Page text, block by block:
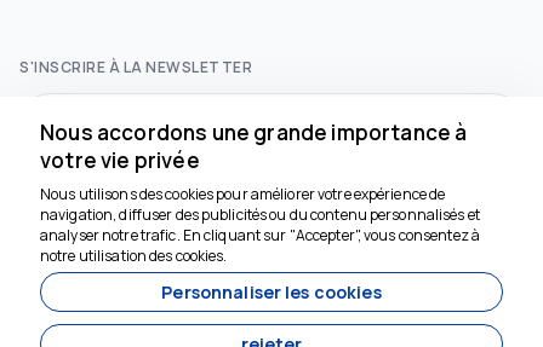
S'INSCRIRE À LA NEWSLETTER
S'abonner
RÉSEAUX SOCIAUX
Nous accordons une grande importance à
votre vie privée
Nous utilisons des cookies pour améliorer votre expérience de
navigation, diffuser des publicités ou du contenu personnalisés et
analyser notre trafic. En cliquant sur "Accepter", vous consentez à
notre utilisation des cookies.
Personnaliser les cookies